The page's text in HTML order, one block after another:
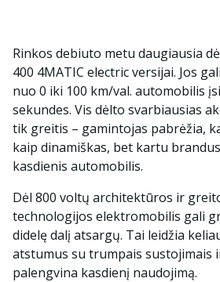
Rinkos debiuto metu daugiausia
400 4MATIC electric versijai. Jos
nuo 0 iki 100 km/val. automobilis
sekundes. Vis dėlto svarbiausias
tik greitis – gamintojas pabrėžia,
kaip dinamiškas, bet kartu
kasdienis automobilis.
Dėl 800 voltų architektūros ir
technologijos elektromobilis gali
didelę dalį atsargų. Tai leidžia
atstumus su trumpais sustojimais
palengvina kasdienį naudojimą.